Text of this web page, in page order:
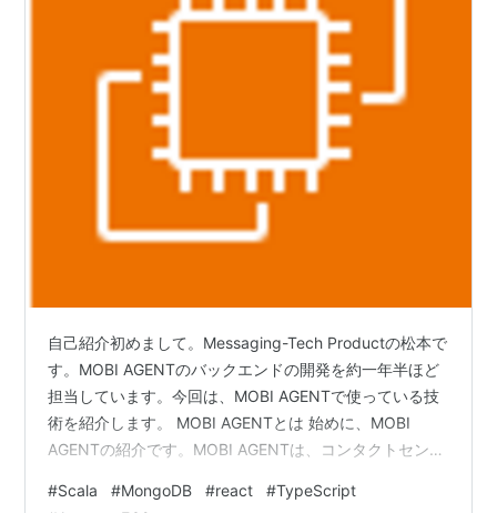
自己紹介初めまして。Messaging-Tech Productの松本で
す。MOBI AGENTのバックエンドの開発を約一年半ほど
担当しています。今回は、MOBI AGENTで使っている技
術を紹介します。 MOBI AGENTとは 始めに、MOBI
AGENTの紹介です。MOBI AGENTは、コンタクトセンタ
です。WebやLINEなどのSNSアプリで顧客チャネルから
#Scala #MongoDB #react #TypeScript